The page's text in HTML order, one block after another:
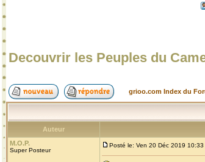
Decouvrir les Peuples du
grioo.com Index du
Auteur
M.O.P.
Super Posteur
Posté le: Ven 20 Déc 2019 10:33